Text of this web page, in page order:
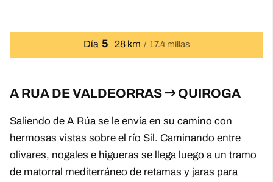
Día 5 28 km 17.4 millas
A RUA DE VALDEORRAS QUIROGA
Saliendo de A Rúa se le envía en su camino con
hermosas vistas sobre el río Sil. Caminando entre
olivares, nogales e higueras se llega luego a un tramo
de matorral mediterráneo de retamas y jaras para